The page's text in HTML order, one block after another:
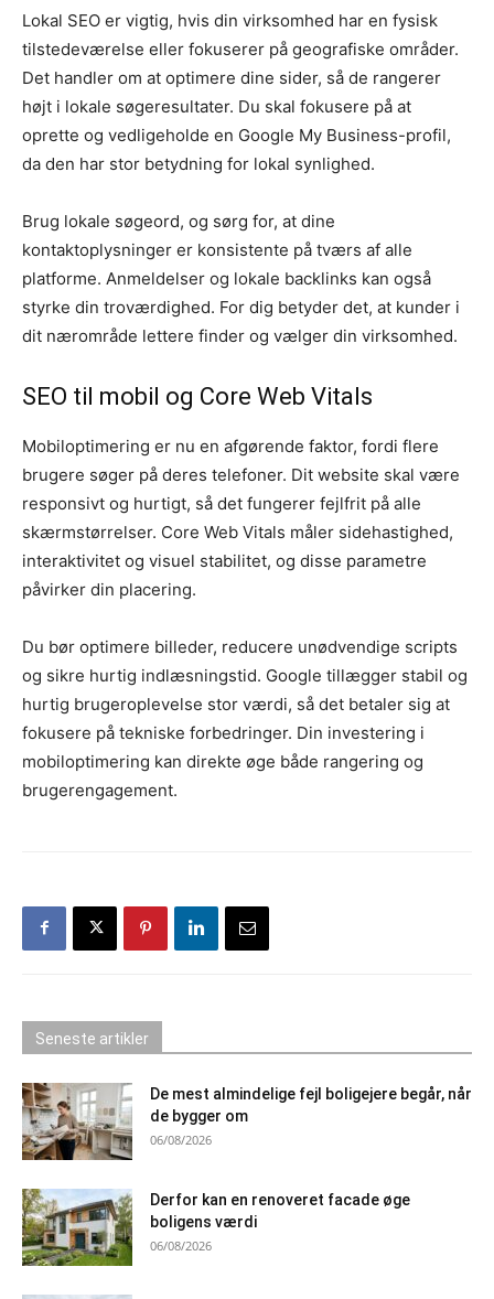
Lokal SEO er vigtig, hvis din virksomhed har en fysisk
tilstedeværelse eller fokuserer på geografiske områder.
Det handler om at optimere dine sider, så de rangerer
højt i lokale søgeresultater. Du skal fokusere på at
oprette og vedligeholde en Google My Business-profil,
da den har stor betydning for lokal synlighed.
Brug lokale søgeord, og sørg for, at dine
kontaktoplysninger er konsistente på tværs af alle
platforme. Anmeldelser og lokale backlinks kan også
styrke din troværdighed. For dig betyder det, at kunder i
dit nærområde lettere finder og vælger din virksomhed.
SEO til mobil og Core Web Vitals
Mobiloptimering er nu en afgørende faktor, fordi flere
brugere søger på deres telefoner. Dit website skal være
responsivt og hurtigt, så det fungerer fejlfrit på alle
skærmstørrelser. Core Web Vitals måler sidehastighed,
interaktivitet og visuel stabilitet, og disse parametre
påvirker din placering.
Du bør optimere billeder, reducere unødvendige scripts
og sikre hurtig indlæsningstid. Google tillægger stabil og
hurtig brugeroplevelse stor værdi, så det betaler sig at
fokusere på tekniske forbedringer. Din investering i
mobiloptimering kan direkte øge både rangering og
brugerengagement.
Seneste artikler
De mest almindelige fejl boligejere begår, når
de bygger om
06/08/2026
Derfor kan en renoveret facade øge
boligens værdi
06/08/2026